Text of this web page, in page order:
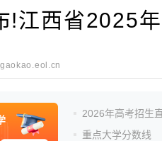
!江西省2025
2026年高考招生
重点大学分数线